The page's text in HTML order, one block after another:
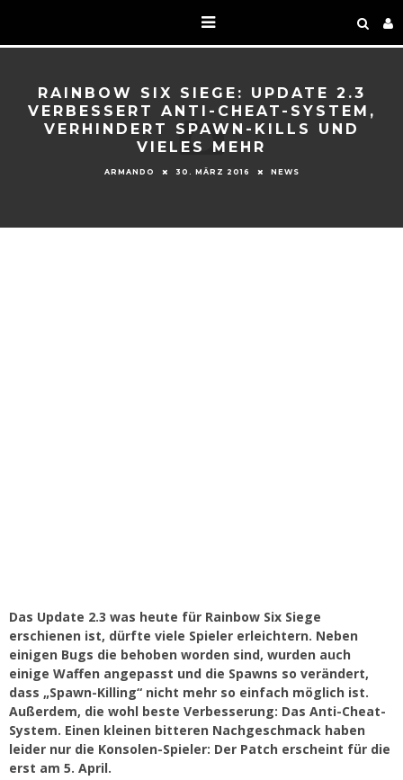
RAINBOW SIX SIEGE: UPDATE 2.3
VERBESSERT ANTI-CHEAT-SYSTEM,
VERHINDERT SPAWN-KILLS UND
VIELES MEHR
ARMANDO 30. MÄRZ 2016 NEWS
Das Update 2.3 was heute für Rainbow Six Siege
erschienen ist, dürfte viele Spieler erleichtern. Neben
einigen Bugs die behoben worden sind, wurden auch
einige Waffen angepasst und die Spawns so verändert,
dass „Spawn-Killing“ nicht mehr so einfach möglich ist.
Außerdem, die wohl beste Verbesserung: Das Anti-Cheat-
System. Einen kleinen bitteren Nachgeschmack haben
leider nur die Konsolen-Spieler: Der Patch erscheint für die
erst am 5. April.